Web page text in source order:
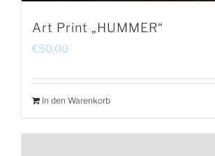
Art Print „HUMMER“
€50,00
In den Warenkorb